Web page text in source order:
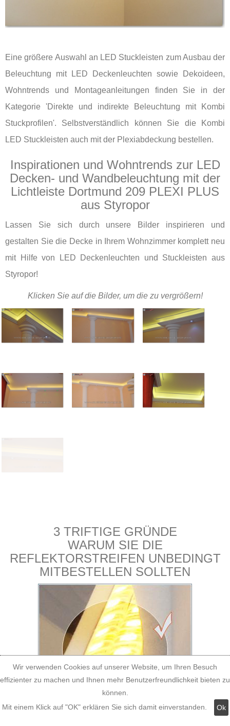
Eine größere Auswahl an LED Stuckleisten zum Ausbau der
Beleuchtung mit LED Deckenleuchten sowie Dekoideen,
Wohntrends und Montageanleitungen finden Sie in der
Kategorie 'Direkte und indirekte Beleuchtung mit Kombi
Stuckprofilen'. Selbstverständlich können Sie die Kombi
LED Stuckleisten auch mit der Plexiabdeckung bestellen.
Inspirationen und Wohntrends zur LED
Decken- und Wandbeleuchtung mit der
Lichtleiste Dortmund 209 PLEXI PLUS
aus Styropor
Lassen Sie sich durch unsere Bilder inspirieren und
gestalten Sie die Decke in Ihrem Wohnzimmer komplett neu
mit Hilfe von LED Deckenleuchten und Stuckleisten aus
Styropor!
Klicken Sie auf die Bilder, um die zu vergrößern!
3 TRIFTIGE GRÜNDE
WARUM SIE DIE
REFLEKTORSTREIFEN UNBEDINGT
MITBESTELLEN SOLLTEN
Wir verwenden Cookies auf unserer Website, um Ihren Besuch
effizienter zu machen und Ihnen mehr Benutzerfreundlichkeit bieten zu
können.
Mit einem Klick auf "OK" erklären Sie sich damit einverstanden.
Ok